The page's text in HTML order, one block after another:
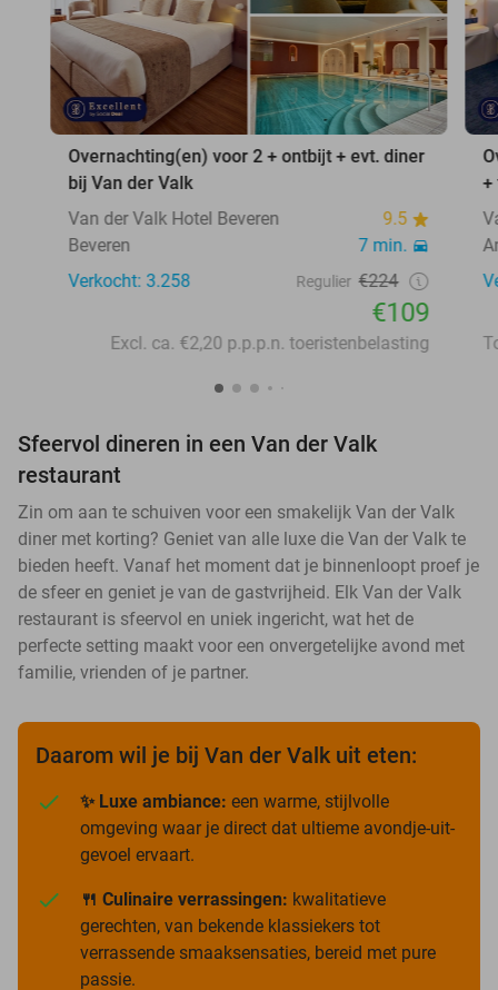
Overnachting(en) voor 2 + ontbijt + evt. diner
bij Van der Valk
Van der Valk Hotel Beveren
9.5
Beveren
7 min.
Verkocht: 3.258
Regulier €224
€109
Excl. ca. €2,20 p.p.p.n. toeristenbelasting
+
Sfeervol dineren in een Van der Valk
restaurant
Zin om aan te schuiven voor een smakelijk Van der Valk
diner met korting? Geniet van alle luxe die Van der Valk te
bieden heeft. Vanaf het moment dat je binnenloopt proef je
de sfeer en geniet je van de gastvrijheid. Elk Van der Valk
restaurant is sfeervol en uniek ingericht, wat het de
perfecte setting maakt voor een onvergetelijke avond met
familie, vrienden of je partner.
Daarom wil je bij Van der Valk uit eten:
✨ Luxe ambiance: een warme, stijlvolle
omgeving waar je direct dat ultieme avondje-uit-
gevoel ervaart.
🍴 Culinaire verrassingen: kwalitatieve
gerechten, van bekende klassiekers tot
verrassende smaaksensaties, bereid met pure
passie.